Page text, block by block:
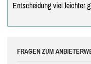
Entscheidung viel leichter
FRAGEN ZUM